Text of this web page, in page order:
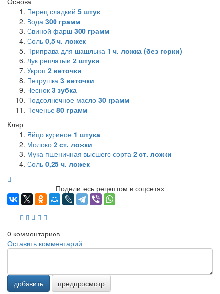
Перец сладкий 5 штук
Вода 300 грамм
Свиной фарш 300 грамм
Соль 0,5 ч. ложек
Приправа для шашлыка 1 ч. ложка (без горки)
Лук репчатый 2 штуки
Укроп 2 веточки
Петрушка 3 веточки
Чеснок 3 зубка
Подсолнечное масло 30 грамм
Печенье 80 грамм
Кляр
Яйцо куриное 1 штука
Молоко 2 ст. ложки
Мука пшеничная высшего сорта 2 ст. ложки
Соль 0,25 ч. ложек
Поделитесь рецептом в соцсетях
0 комментариев
Оставить комментарий
добавить предпросмотр